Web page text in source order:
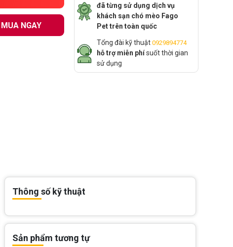
MUA NGAY
đã từng sử dụng dịch vụ
khách sạn chó mèo Fago
Pet trên toàn quốc
Tổng đài kỹ thuật 0929894774
hỗ trợ miễn phísuốt thời gian
sử dụng
Thông số kỹ thuật
Sản phẩm tương tự